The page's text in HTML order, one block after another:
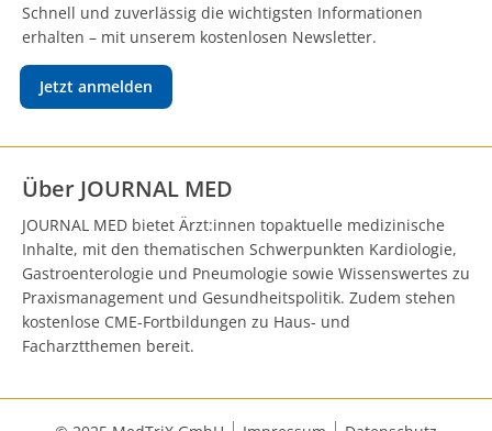
Schnell und zuverlässig die wichtigsten Informationen
erhalten – mit unserem kostenlosen Newsletter.
Jetzt anmelden
Über JOURNAL MED
JOURNAL MED bietet Ärzt:innen topaktuelle medizinische
Inhalte, mit den thematischen Schwerpunkten Kardiologie,
Gastroenterologie und Pneumologie sowie Wissenswertes zu
Praxismanagement und Gesundheitspolitik. Zudem stehen
kostenlose CME-Fortbildungen zu Haus- und
Facharztthemen bereit.